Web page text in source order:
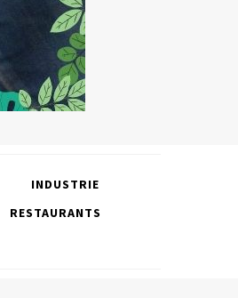
INDUSTRIE
RESTAURANTS